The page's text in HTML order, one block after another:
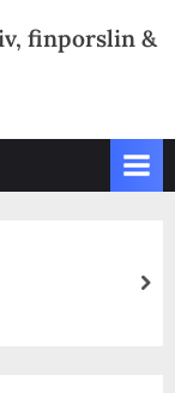
finporslin &